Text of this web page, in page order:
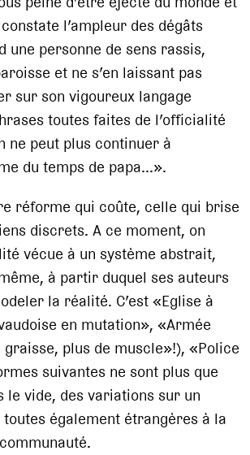
l’ampleur des dégâts
une personne de sens rassis,
et ne s’en laissant pas
sur son vigoureux langage
toutes faites de l’officialité
ne peut plus continuer à
du temps de papa...».
réforme qui coûte, celle qui brise
discrets. A ce moment, on
vécue à un système abstrait,
à partir duquel ses auteurs
la réalité. C’est «Eglise à
en mutation», «Armée
plus de muscle»!), «Police
suivantes ne sont plus que
le vide, des variations sur un
également étrangères à la